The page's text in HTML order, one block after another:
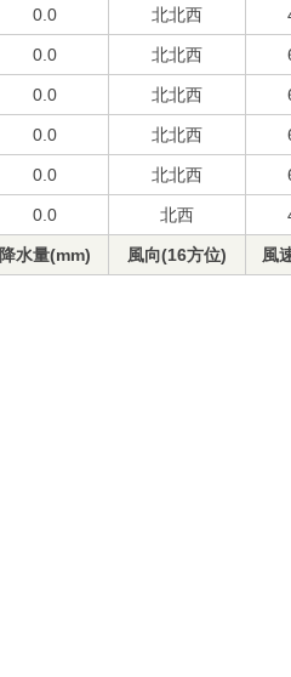
0.0 北北西
0.0 北北西
0.0 北北西
0.0 北北西
0.0 北北西
0.0 北西
降水量(mm) 風向(16方位) 風